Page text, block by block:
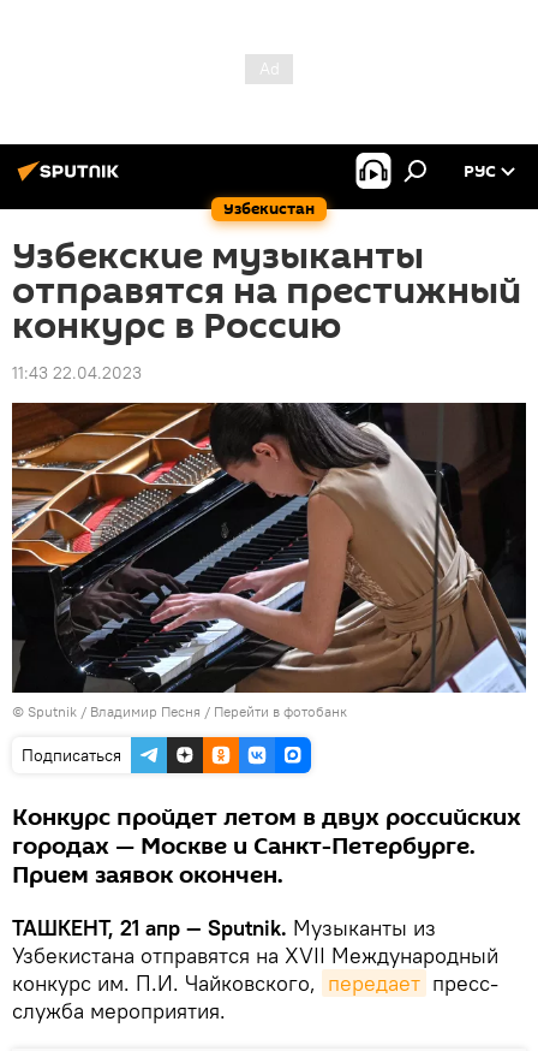
Узбекистан
РУС
Узбекские музыканты
отправятся на престижный
конкурс в Россию
11:43 22.04.2023
© Sputnik / Владимир Песня / Перейти в фотобанк
Подписаться
Конкурс пройдет летом в двух российских
городах — Москве и Санкт-Петербурге.
Прием заявок окончен.
ТАШКЕНТ, 21 апр — Sputnik. Музыканты из
Узбекистана отправятся на XVII Международный
конкурс им. П.И. Чайковского, передает пресс-
служба мероприятия.